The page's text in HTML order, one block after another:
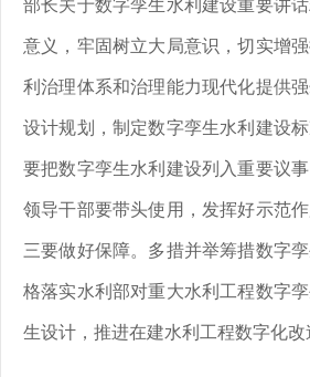
部长关于数字孪生水利建设重要讲
意义，牢固树立大局意识，切实增
利治理体系和治理能力现代化提供
设计规划，制定数字孪生水利建设
要把数字孪生水利建设列入重要议
领导干部要带头使用，发挥好示范
三要做好保障。多措并举筹措数字
格落实水利部对重大水利工程数字
生设计，推进在建水利工程数字化改